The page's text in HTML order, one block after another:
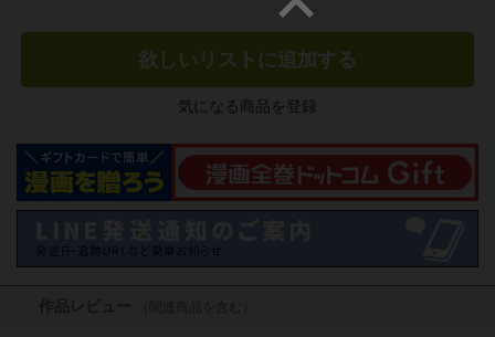
欲しいリストに追加する
気になる商品を登録